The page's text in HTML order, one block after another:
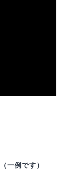
（一例です）